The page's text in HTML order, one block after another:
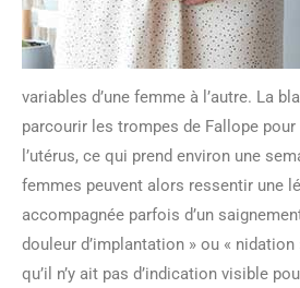
variables d’une femme à l’autre. La
parcourir les trompes de Fallope pour
l’utérus, ce qui prend environ une
femmes peuvent alors ressentir une
accompagnée parfois d’un
douleur d’implantation » ou «
qu’il n’y ait pas d’indication visible